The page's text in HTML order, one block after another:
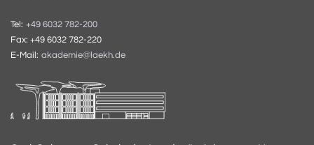
Tel: +49 6032 782-200
Fax: +49 6032 782-220
E-Mail: akademie@laekh.de